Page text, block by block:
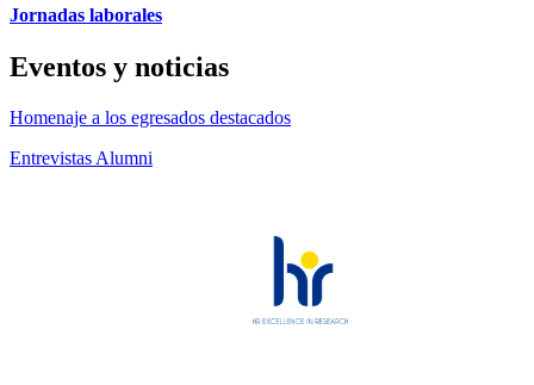
Jornadas laborales
Eventos y noticias
Homenaje a los egresados destacados
Entrevistas Alumni